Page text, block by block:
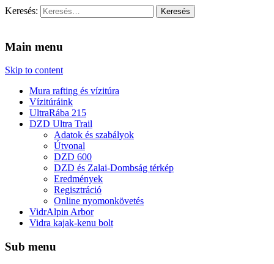
Keresés:
Main menu
Skip to content
Mura rafting és vízitúra
Vízitúráink
UltraRába 215
DZD Ultra Trail
Adatok és szabályok
Útvonal
DZD 600
DZD és Zalai-Dombság térkép
Eredmények
Regisztráció
Online nyomonkövetés
VidrAlpin Arbor
Vidra kajak-kenu bolt
Sub menu